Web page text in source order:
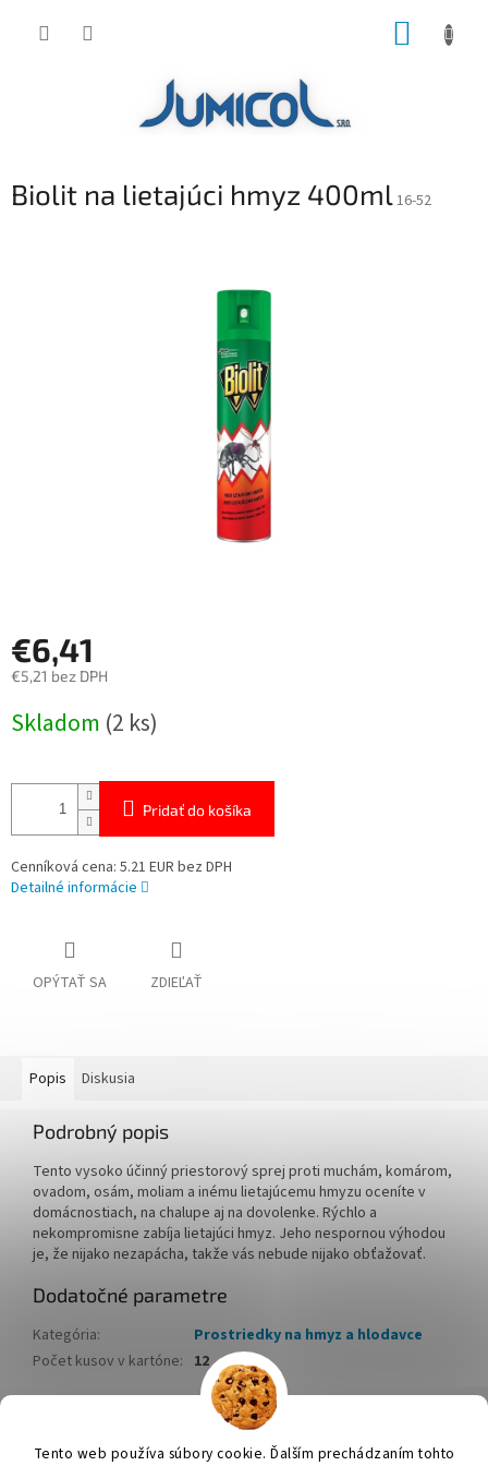
Tento web používa súbory cookie. Ďalším prechádzaním tohto
Biolit na lietajúci hmyz 400ml16-52
€6,41
€5,21 bez DPH
cena:
Skladom (2 ks)
Pridať do košíka
Cenníková cena: 5.21 EUR bez DPH
Detailné informácie
OPÝTAŤ SA ZDIEĽAŤ
Popis Diskusia
Podrobný popis
Tento vysoko účinný priestorový sprej proti muchám, komárom,
ovadom, osám, moliam a inému lietajúcemu hmyzu oceníte v
domácnostiach, na chalupe aj na dovolenke. Rýchlo a
nekompromisne zabíja lietajúci hmyz. Jeho nespornou výhodou
je, že nijako nezapácha, takže vás nebude nijako obťažovať.
Dodatočné parametre
Kategória:
Prostriedky na hmyz a hlodavce
Počet kusov v kartóne: 12